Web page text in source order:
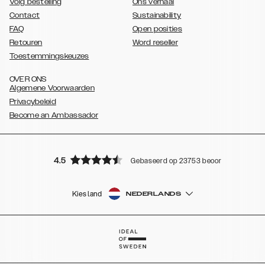
Volg bestelling
Contact
FAQ
Retouren
Toestemmingskeuzes
Ons verhaal
Sustainability
Open posities
Word reseller
OVER ONS
Algemene Voorwaarden
Privacybeleid
Become an Ambassador
4.5 Gebaseerd op 23753 beoordelingen
Kies land NEDERLANDS